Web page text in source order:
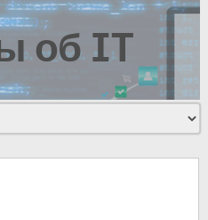
об IT